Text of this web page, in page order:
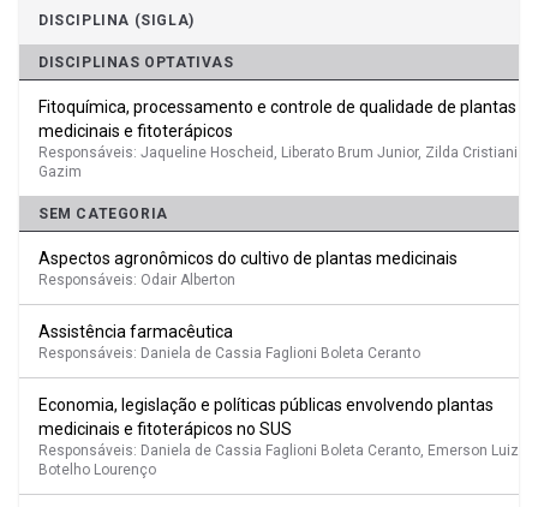
DISCIPLINA (SIGLA)
DISCIPLINAS OPTATIVAS
Fitoquímica, processamento e controle de qualidade de plantas
medicinais e fitoterápicos
Responsáveis: Jaqueline Hoscheid, Liberato Brum Junior, Zilda Cristiani
Gazim
SEM CATEGORIA
Aspectos agronômicos do cultivo de plantas medicinais
Responsáveis: Odair Alberton
Assistência farmacêutica
Responsáveis: Daniela de Cassia Faglioni Boleta Ceranto
Economia, legislação e políticas públicas envolvendo plantas
medicinais e fitoterápicos no SUS
Responsáveis: Daniela de Cassia Faglioni Boleta Ceranto, Emerson Luiz
Botelho Lourenço